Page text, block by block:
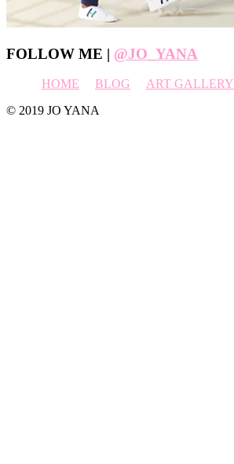
Footer
FOLLOW ME | @JO_YANA
HOME BLOG ART GALLERY
© 2019 JO YANA